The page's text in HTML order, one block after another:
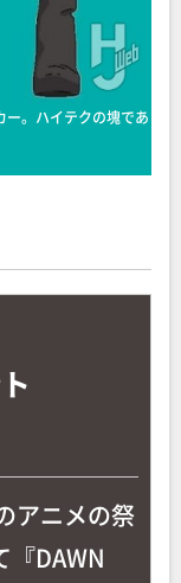
。ハイテクの塊であ
アニメの祭
DAWN